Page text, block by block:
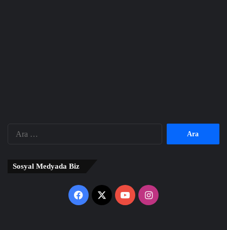
Sosyal Medyada Biz
Facebook
X YouTubeInstagram